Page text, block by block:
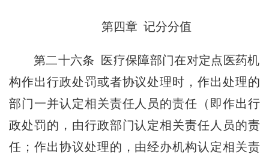
第四章 记分分值
第二十六条 医疗保障部门在对定点医药机
构作出行政处罚或者协议处理时，作出处理的
部门一并认定相关责任人员的责任（即作出行
政处罚的，由行政部门认定相关责任人员的责
任；作出协议处理的，由经办机构认定相关责